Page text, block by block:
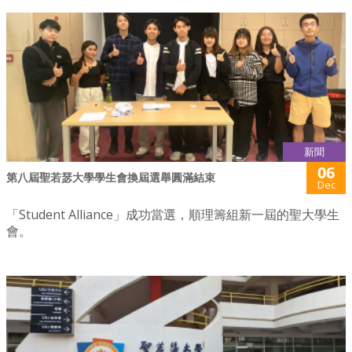
新聞
第八屆聖若瑟大學學生會換屆選舉圓滿結束 06
Dec
「Student Alliance」成功當選，順理籌組新一屆的聖大學生
會。